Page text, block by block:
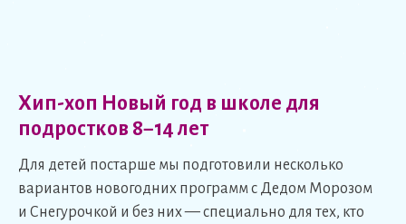
Хип-хоп Новый год в школе для
подростков 8−14 лет
Для детей постарше мы подготовили несколько
вариантов новогодних программ с Дедом Морозом
и Снегурочкой и без них — специально для тех, кто